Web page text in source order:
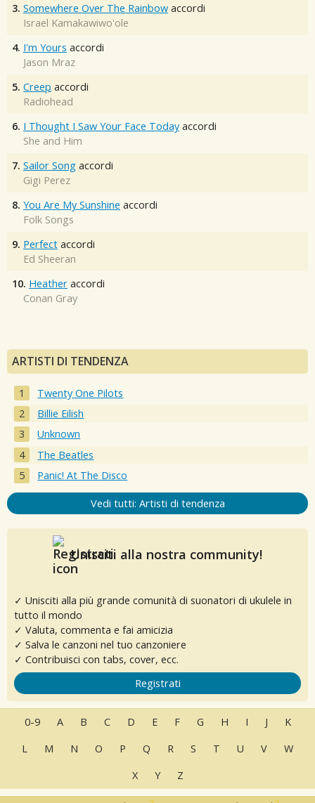
3. Somewhere Over The Rainbow accordi
Israel Kamakawiwo'ole
4. I'm Yours accordi
Jason Mraz
5. Creep accordi
Radiohead
6. I Thought I Saw Your Face Today accordi
She and Him
7. Sailor Song accordi
Gigi Perez
8. You Are My Sunshine accordi
Folk Songs
9. Perfect accordi
Ed Sheeran
10. Heather accordi
Conan Gray
ARTISTI DI TENDENZA
Twenty One Pilots
Billie Eilish
Unknown
The Beatles
Panic! At The Disco
Vedi tutti: Artisti di tendenza
Unisciti alla nostra community!
✓ Unisciti alla più grande comunità di suonatori di ukulele in
tutto il mondo
✓ Valuta, commenta e fai amicizia
✓ Salva le canzoni nel tuo canzoniere
✓ Contribuisci con tabs, cover, ecc.
Registrati
0-9 A B C D E F G H I J
K
L
M N O P Q R S T U V
W
X
Y Z